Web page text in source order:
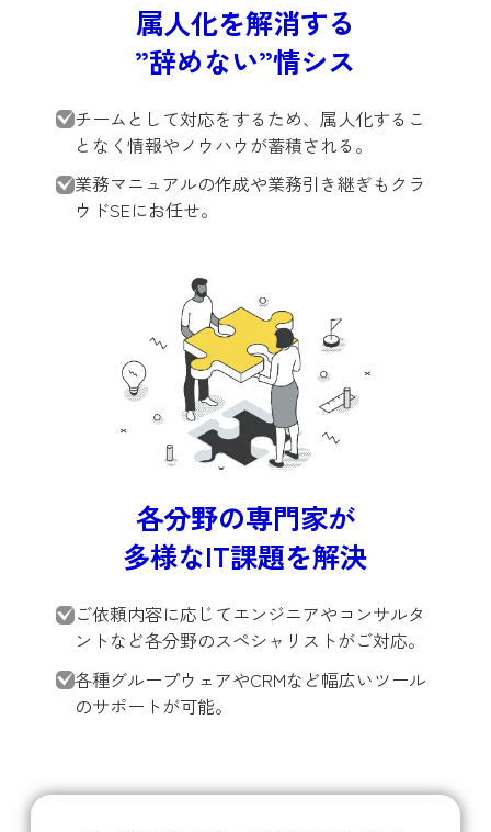
属人化を解消する
”辞めない”情シス
チームとして対応をするため、属人化するこ
となく情報やノウハウが蓄積される。
業務マニュアルの作成や業務引き継ぎもクラ
ウドSEにお任せ。
各分野の専門家が
多様なIT課題を解決
ご依頼内容に応じてエンジニアやコンサルタ
ントなど各分野のスペシャリストがご対応。
各種グループウェアやCRMなど幅広いツール
のサポートが可能。